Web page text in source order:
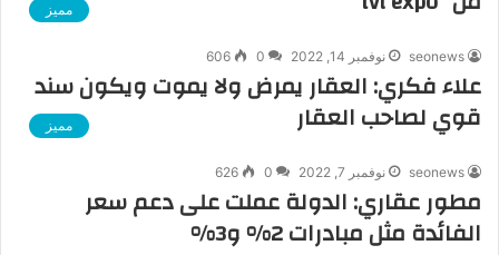
مميز
seonews نوفمبر 14, 2022 0
606
علاء فكري: العقار يمرض ولا يموت ويكون سند
قوي لصاحب العقار مميز
seonews نوفمبر 7, 2022 0
626
مطور عقاري: الدولة عملت على دعم سعر
الفائدة مثل مبادرات 2% و3%